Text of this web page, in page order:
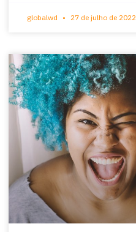
globalwd 27 de julho de 2022